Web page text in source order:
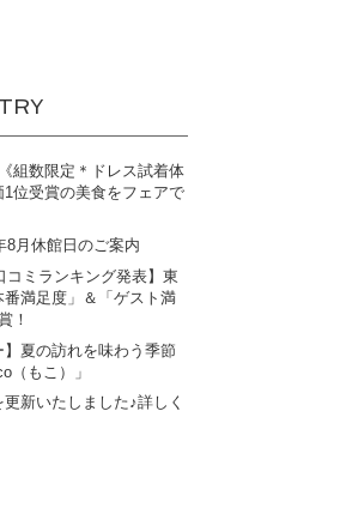
組数限定＊ドレス試着体
位受賞の美食をフェアで
8月休館日のご案内
コミランキング発表】東
満足度」＆「ゲスト満
！
】夏の訪れを味わう季節
（もこ）」
新いたしました♪詳しく